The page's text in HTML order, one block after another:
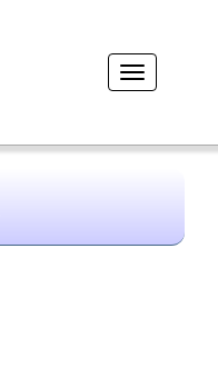
Desplegar
navegación